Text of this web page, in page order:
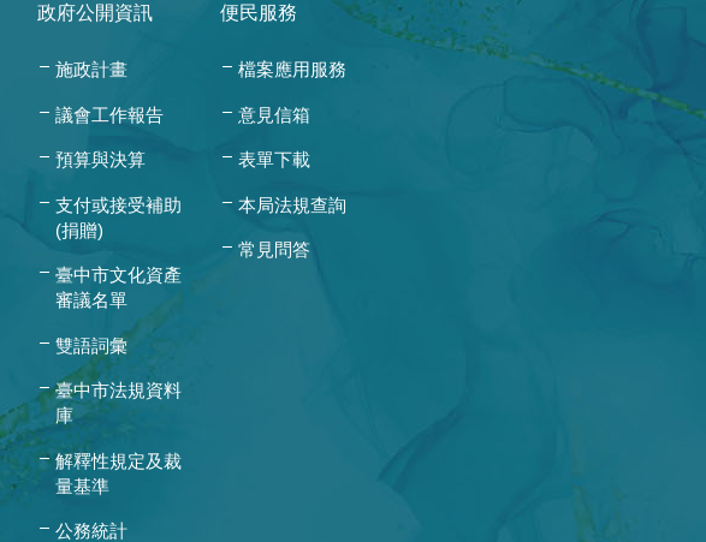
政府公開資訊
施政計畫
議會工作報告
預算與決算
支付或接受補助
(捐贈)
臺中市文化資產
審議名單
雙語詞彙
臺中市法規資料
庫
解釋性規定及裁
量基準
公務統計
便民服務
檔案應用服務
意見信箱
表單下載
本局法規查詢
常見問答